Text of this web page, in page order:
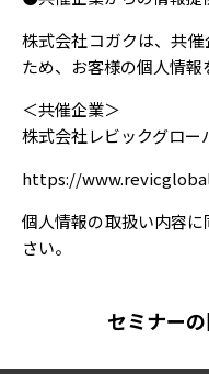
株式会社コガクは、共
ため、お客様の個人情報
＜共催企業＞
株式会社レビックグロ
https://
個人情報の取扱い内容
さい。
セミナー